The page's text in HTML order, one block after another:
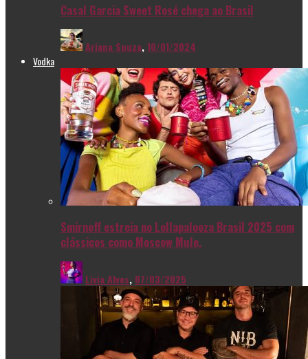
Casal Garcia Sweet Rosé chega ao Brasil
Ariana Souza,10/01/2024
Vodka
Smirnoff estreia no Lollapalooza Brasil 2025 com
clássicos como Moscow Mule.
Livia Alves, 07/03/2025